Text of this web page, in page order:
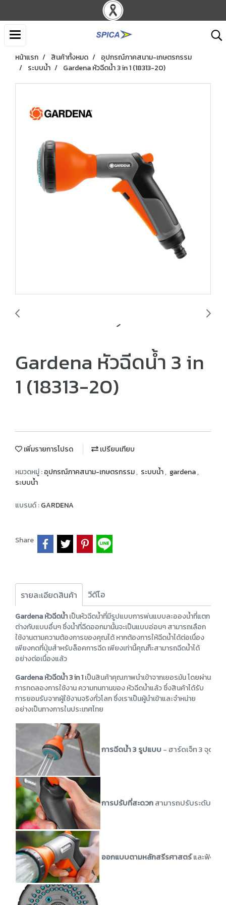
หน้าแรก สินค้าทั้งหมด
อุปกรณ์ภาคสนาม-เกษตรกรรม
ระบบน้ำ
Gardena หัวฉีดน้ำ 3 in 1 (18313-20)
Gardena หัวฉีดน้ำ 3 in
1 (18313-20)
เพิ่มรายการโปรด เปรียบเทียบ
หมวดหมู่ :อุปกรณ์ภาคสนาม-เกษตรกรรม, ระบบน้ำ, gardena,
ระบบน้ำ
แบรนด์ :GARDENA
Share
รายละเอียดสินค้า วีดีโอ
Gardena หัวฉีดน้ำเป็นหัวฉีดน้ำที่มีรูปแบบการพ่นแบบละอองน้ำที่แตก
ต่างกับแบบอื่นๆ ซึ่งน้ำที่ฉีดออกมานั้นจะเป็นแบบอ่อนๆ สามารถเลือก
ใช้งานตามความต้องการของคุณได้ หากต้องการให้ฉีดน้ำได้ต่อเนื่อง
เพียงกดที่ปุ่มสำหรับล็อคการฉีด เพียงเท่านี้คุณก็ะสามารถฉีดน้ำได้
อย่างต่อเนื่องแล้ว
Gardena หัวฉีดน้ำ 3 in 1เป็นสินค้าคุณภาพนำเข้าจากเยอรมัน โดยผ่าน
การทดลองการใช้งาน ความทนทานของ หัวฉีดน้ำแล้ว ซึ่งสินค้าได้รับ
การยอมรับจากผู้ใช้งานจริงทั่วโลก ซึ่งเราเป็นผู้นำเข้าและจำหน่าย
อย่างเป็นทางการในประเทศไทย
การฉีดน้ำ 3 รูปแบบ- ฮาร์ดเจ็ท 3 จุดส
การปรับที่สะดวกสามารถปรับระดับน้ำ
ออกแบบตามหลักสรีรศาสตร์และฟังก์ชั่